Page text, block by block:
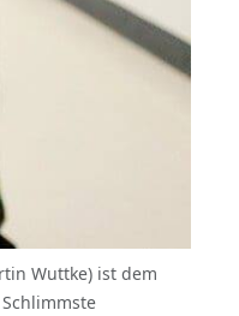
Wuttke) ist dem